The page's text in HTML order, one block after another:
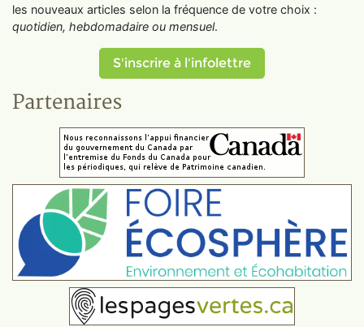
les nouveaux articles selon la fréquence de votre choix :
quotidien, hebdomadaire ou mensuel.
S'inscrire à l'infolettre
Partenaires